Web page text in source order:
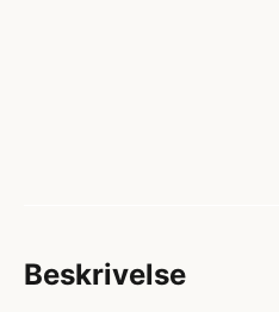
Beskrivelse